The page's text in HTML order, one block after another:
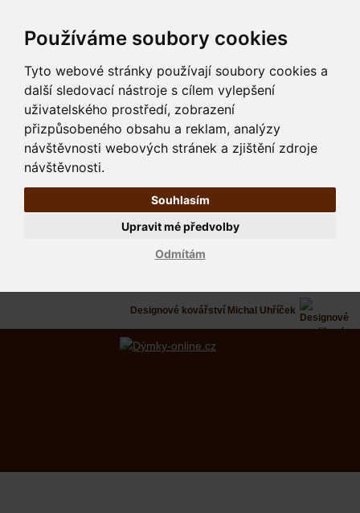
Používáme soubory cookies
Tyto webové stránky používají soubory cookies a
další sledovací nástroje s cílem vylepšení
uživatelského prostředí, zobrazení
přizpůsobeného obsahu a reklam, analýzy
návštěvnosti webových stránek a zjištění zdroje
návštěvnosti.
Souhlasím
Odmítám
Upravit mé předvolby
Designové kovářství Michal Uhříček